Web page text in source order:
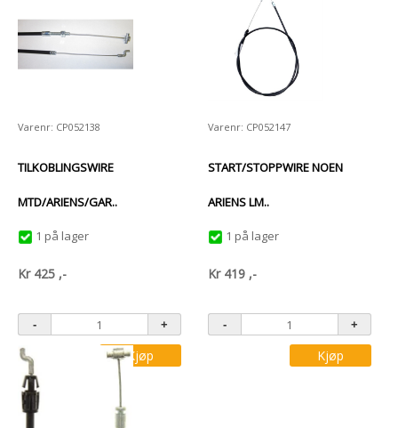
Varenr: CP052138
TILKOBLINGSWIRE
MTD/ARIENS/GAR..
1 på lager
Kr 425 ,-
Kjøp
Varenr: CP052147
START/STOPPWIRE NOEN
ARIENS LM..
1 på lager
Kr 419 ,-
Kjøp